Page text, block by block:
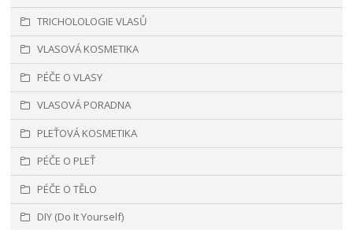
TRICHOLOLOGIE VLASŮ
VLASOVÁ KOSMETIKA
PÉČE O VLASY
VLASOVÁ PORADNA
PLEŤOVÁ KOSMETIKA
PÉČE O PLEŤ
PÉČE O TĚLO
DIY (Do It Yourself)